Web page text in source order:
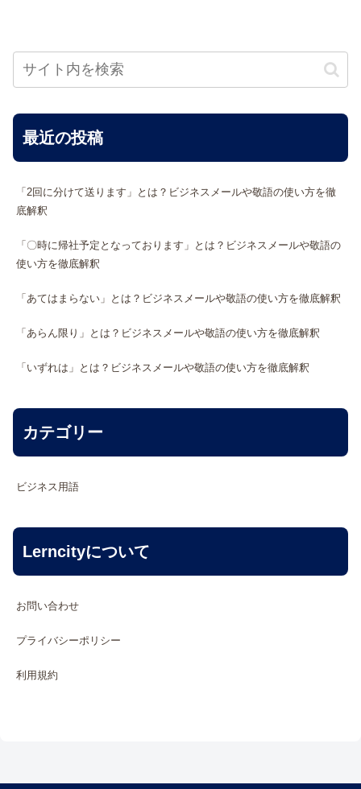
最近の投稿
「2回に分けて送ります」とは？ビジネスメールや敬語の使い方を徹
底解釈
「〇時に帰社予定となっております」とは？ビジネスメールや敬語の
使い方を徹底解釈
「あてはまらない」とは？ビジネスメールや敬語の使い方を徹底解釈
「あらん限り」とは？ビジネスメールや敬語の使い方を徹底解釈
「いずれは」とは？ビジネスメールや敬語の使い方を徹底解釈
カテゴリー
ビジネス用語
Lerncityについて
お問い合わせ
プライバシーポリシー
利用規約